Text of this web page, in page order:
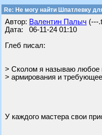
Re: Не могу найти Шпатлевку
Автор: Валентин Палыч (---
Дата: 06-11-24 01:10
Глеб писал:
> Сколом я называю любое
> армирования и
У каждого мастера свои